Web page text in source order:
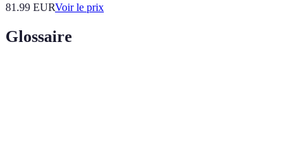
81.99 EURVoir le prix
Glossaire